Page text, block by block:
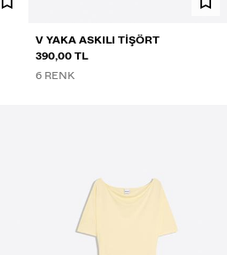
V YAKA ASKILI TIŞÖRT
390,00 TL
6 RENK